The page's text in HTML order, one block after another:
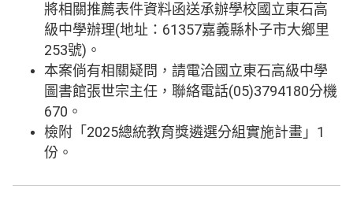
將相關推薦表件資料函送承辦學校國立東石高
級中學辦理(地址：61357嘉義縣朴子市大鄉里
253號)。
本案倘有相關疑問，請電洽國立東石高級中學
圖書館張世宗主任，聯絡電話(05)3794180分機
670。
檢附「2025總統教育獎遴選分組實施計畫」1
份。